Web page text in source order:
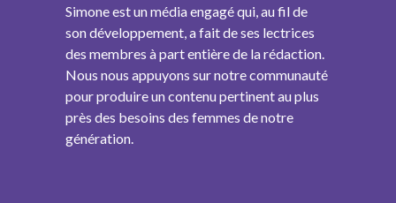
Simone est un média engagé qui, au fil de
son développement, a fait de ses lectrices
des membres à part entière de la rédaction.
Nous nous appuyons sur notre communauté
pour produire un contenu pertinent au plus
près des besoins des femmes de notre
génération.